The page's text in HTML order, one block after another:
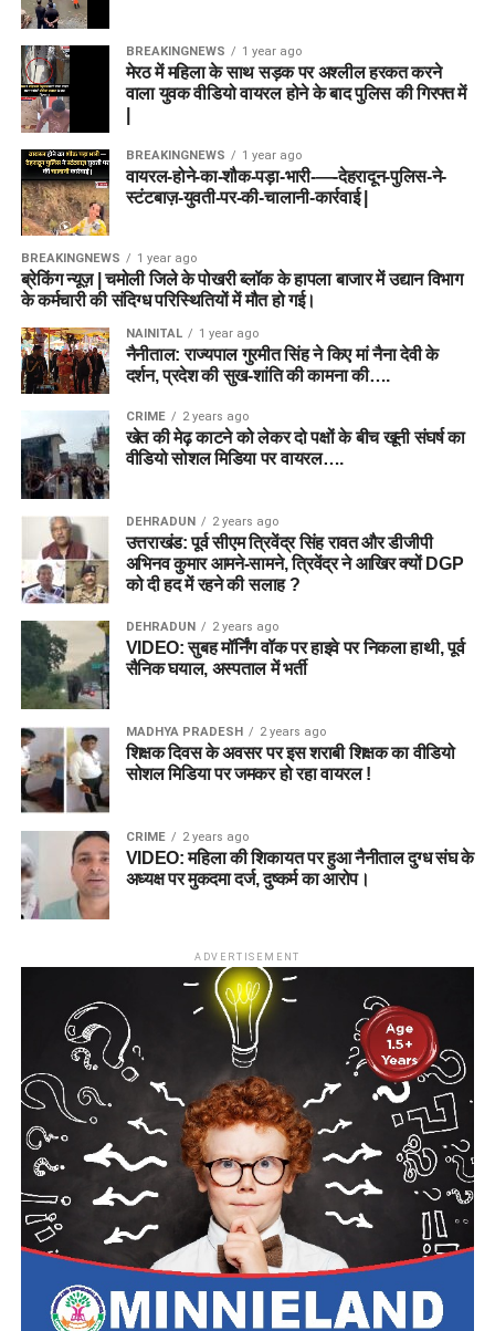
BREAKINGNEWS 1 year ago
मेरठ में महिला के साथ सड़क पर अश्लील हरकत करने
वाला युवक वीडियो वायरल होने के बाद पुलिस की गिरफ्त में
BREAKINGNEWS 1 year ago
वायरल-होने-का-शौक-पड़ा-भारी-—-देहरादून-पुलिस-ने-
स्टंटबाज़-युवती-पर-की-चालानी-कार्रवाई |
BREAKINGNEWS 1 year ago
ब्रेकिंग न्यूज़ | चमोली जिले के पोखरी ब्लॉक के हापला बाजार में उद्यान विभाग
के कर्मचारी की संदिग्ध परिस्थितियों में मौत हो गई।
NAINITAL 1 year ago
नैनीताल: राज्यपाल गुरमीत सिंह ने किए मां नैना देवी के
दर्शन, प्रदेश की सुख-शांति की कामना की….
CRIME 2 years ago
खेत की मेढ़ काटने को लेकर दो पक्षों के बीच खूनी संघर्ष का
वीडियो सोशल मिडिया पर वायरल….
DEHRADUN 2 years ago
उत्तराखंड: पूर्व सीएम त्रिवेंद्र सिंह रावत और डीजीपी
अभिनव कुमार आमने-सामने, त्रिवेंद्र ने आखिर क्यों DGP
को दी हद में रहने की सलाह ?
DEHRADUN 2 years ago
VIDEO: सुबह मॉर्निंग वॉक पर हाइवे पर निकला हाथी, पूर्व
सैनिक घयाल, अस्पताल में भर्ती
MADHYA PRADESH 2 years ago
शिक्षक दिवस के अवसर पर इस शराबी शिक्षक का वीडियो
सोशल मिडिया पर जमकर हो रहा वायरल !
CRIME 2 years ago
VIDEO: महिला की शिकायत पर हुआ नैनीताल दुग्ध संघ के
अध्यक्ष पर मुकदमा दर्ज, दुष्कर्म का आरोप।
ADVERTISEMENT